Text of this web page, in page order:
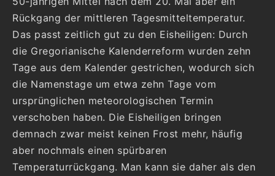
Rückgang der mittleren Tagesmitteltemperatur.
Das passt zeitlich gut zu den Eisheiligen: Durch
die Gregorianische Kalenderreform wurden zehn
Tage aus dem Kalender gestrichen, wodurch sich
die Namenstage um etwa zehn Tage vom
ursprünglichen meteorologischen Termin
verschoben haben. Die Eisheiligen bringen
demnach zwar meist keinen Frost mehr, häufig
aber nochmals einen spürbaren
Temperaturrückgang. Man kann sie daher als den